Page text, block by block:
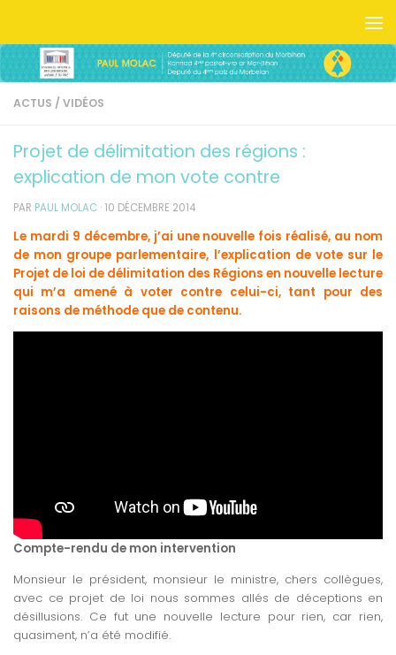
ACTUS / VIDÉOS
Projet de délimitation des régions :
explication de mon vote contre
PAR PAUL MOLAC · 10 DÉCEMBRE 2014
Le mardi 9 décembre, j’ai une nouvelle fois réalisé, au nom
de mon groupe parlementaire, l’explication de vote sur le
Projet de loi de délimitation des Régions en nouvelle lecture
qui m’a amené à voter contre celui-ci, tant pour des
raisons de méthode que de contenu.
Compte-rendu de mon intervention
Monsieur le président, monsieur le ministre, chers collègues,
avec ce projet de loi nous sommes allés de déceptions en
désillusions. Ce fut une nouvelle lecture pour rien, car rien,
quasiment, n’a été modifié.